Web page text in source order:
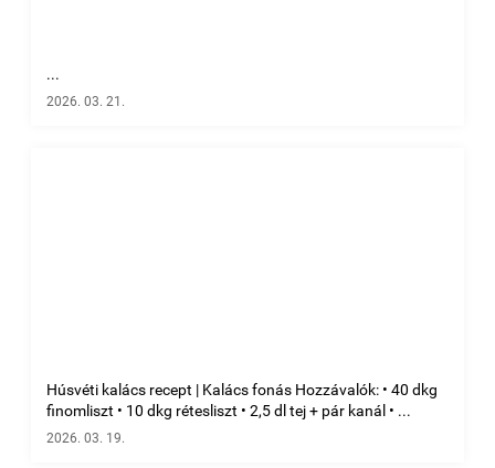
...
2026. 03. 21.
Húsvéti kalács recept | Kalács fonás Hozzávalók: • 40 dkg
finomliszt • 10 dkg rétesliszt • 2,5 dl tej + pár kanál • ...
2026. 03. 19.